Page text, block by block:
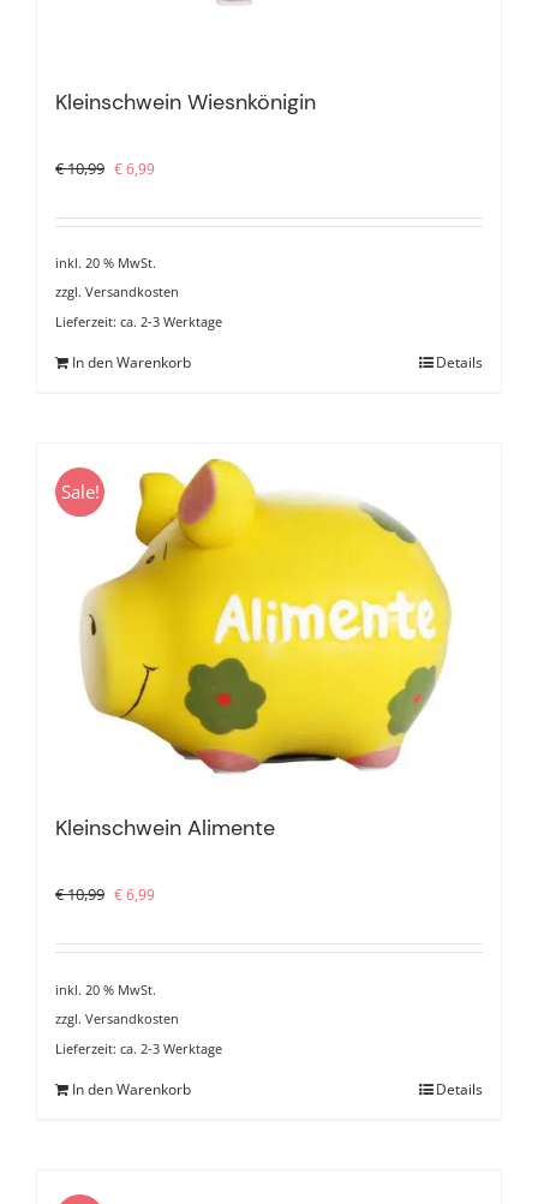
Kleinschwein Wiesnkönigin
€10,99 Ursprünglicher
war:
€6,99Aktueller
ist:
inkl. 20 % MwSt.
zzgl. Versandkosten
Lieferzeit: ca. 2-3 Werktage
In den Warenkorb Details
Sale!
Kleinschwein Alimente
€10,99 Ursprünglicher
war:
€6,99Aktueller
ist:
inkl. 20 % MwSt.
zzgl. Versandkosten
Lieferzeit: ca. 2-3 Werktage
In den Warenkorb Details